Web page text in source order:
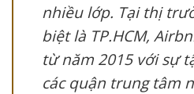
nhiều lớp. Tại thị
biệt là TP.HCM,
từ năm 2015 với sự
các quận trung tâm